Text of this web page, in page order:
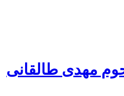
مهدی طالقانی